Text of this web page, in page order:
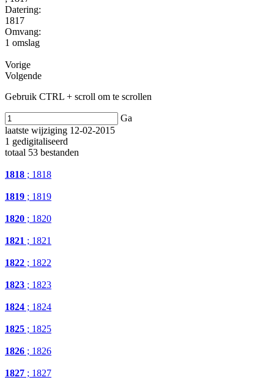
Datering:
1817
Omvang:
1 omslag
Vorige
Volgende
Gebruik CTRL + scroll om te scrollen
Ga
laatste wijziging 12-02-2015
1 gedigitaliseerd
totaal 53 bestanden
1818 ; 1818
1819 ; 1819
1820 ; 1820
1821 ; 1821
1822 ; 1822
1823 ; 1823
1824 ; 1824
1825 ; 1825
1826 ; 1826
1827 ; 1827